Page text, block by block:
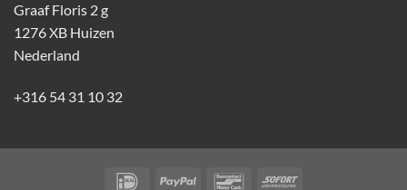
Graaf Floris 2 g
1276 XB Huizen
Nederland
+316 54 31 10 32